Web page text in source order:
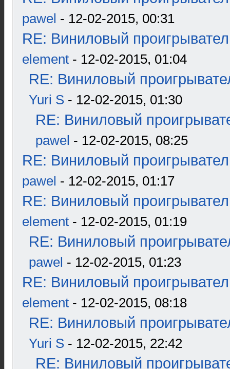
pawel - 12-02-2015, 00:31
RE: Виниловый
element - 12-02-2015, 01:04
RE: Виниловый
Yuri S - 12-02-2015, 01:30
RE: Виниловый
pawel - 12-02-2015, 08:25
RE: Виниловый
pawel - 12-02-2015, 01:17
RE: Виниловый
element - 12-02-2015, 01:19
RE: Виниловый
pawel - 12-02-2015, 01:23
RE: Виниловый
element - 12-02-2015, 08:18
RE: Виниловый
Yuri S - 12-02-2015, 22:42
RE: Виниловый